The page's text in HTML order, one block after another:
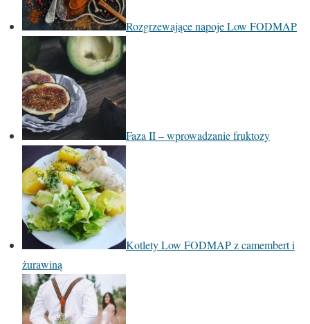
Rozgrzewające napoje Low FODMAP
Faza II – wprowadzanie fruktozy
Kotlety Low FODMAP z camembert i
żurawiną